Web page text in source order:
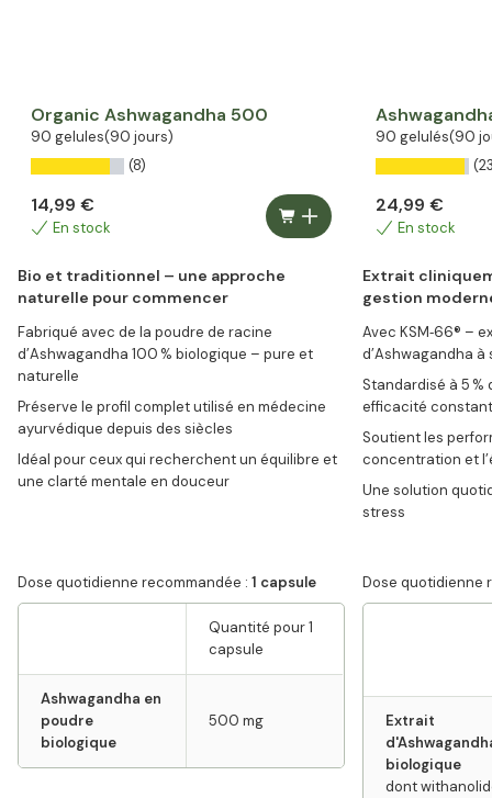
Organic Ashwagandha 500
90 gelules(90 jours)
(8)
14,99 €
En stock
90 gelulés(90
24,99 €
En stock
Bio et traditionnel – une approche
naturelle pour commencer
Fabriqué avec de la poudre de racine
d’Ashwagandha 100 % biologique – pure et
naturelle
Préserve le profil complet utilisé en médecine
ayurvédique depuis des siècles
Idéal pour ceux qui recherchent un équilibre et
une clarté mentale en douceur
Extrait
gestion
Avec KSM‑66® –
d’Ashwagandha
Standardisé à 5
efficacité
Soutient les
concentration et
Une solution
stress
Dose quotidienne recommandée : 1 capsule
Quantité pour 1
capsule
Ashwagandha en
poudre
⁠biologique
500 mg
Dose quotidienne
Extrait
biologique
dont